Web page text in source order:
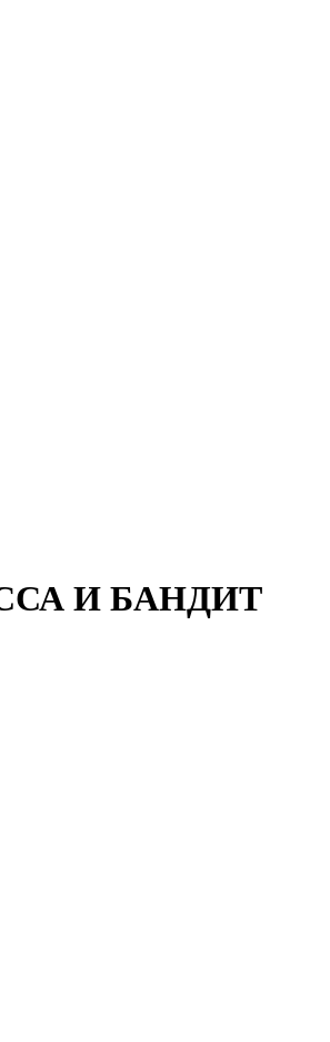
И БАНДИТ